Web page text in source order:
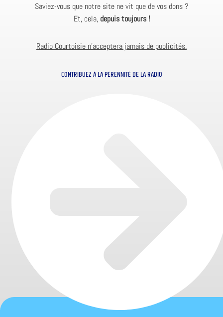
Saviez-vous que notre site ne vit que de vos dons ?
Et, cela, depuis toujours !
Radio Courtoisie n’acceptera jamais de publicités.
CONTRIBUEZ À LA PÉRENNITÉ DE LA RADIO